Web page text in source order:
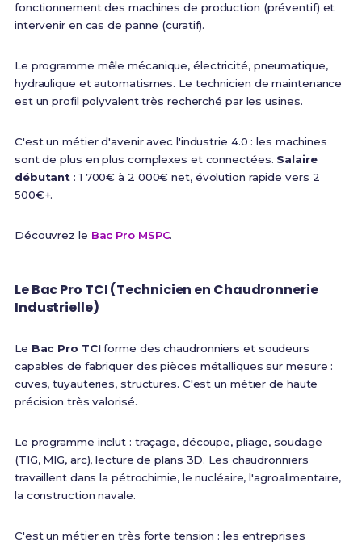
fonctionnement des machines de production (préventif) et
intervenir en cas de panne (curatif).
Le programme mêle mécanique, électricité, pneumatique,
hydraulique et automatismes. Le technicien de maintenance
est un profil polyvalent très recherché par les usines.
C'est un métier d'avenir avec l'industrie 4.0 : les machines
sont de plus en plus complexes et connectées. Salaire
débutant : 1 700€ à 2 000€ net, évolution rapide vers 2
500€+.
Découvrez le Bac Pro MSPC.
Le Bac Pro TCI (Technicien en Chaudronnerie
Industrielle)
Le Bac Pro TCIforme des chaudronniers et soudeurs
capables de fabriquer des pièces métalliques sur mesure :
cuves, tuyauteries, structures. C'est un métier de haute
précision très valorisé.
Le programme inclut : traçage, découpe, pliage, soudage
(TIG, MIG, arc), lecture de plans 3D. Les chaudronniers
travaillent dans la pétrochimie, le nucléaire, l'agroalimentaire,
la construction navale.
C'est un métier en très forte tension : les entreprises